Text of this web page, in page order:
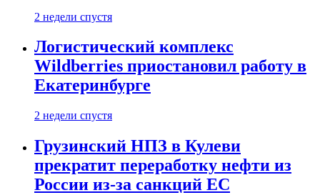
2 недели спустя
Логистический комплекс
Wildberries приостановил работу в
Екатеринбурге
2 недели спустя
Грузинский НПЗ в Кулеви
прекратит переработку нефти из
России из-за санкций ЕС